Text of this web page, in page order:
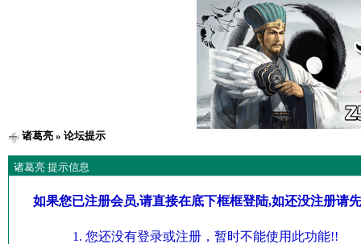
诸葛亮» 论坛提示
诸葛亮 提示信息
如果您已注册会员,请直接在底下框框登陆,如还没注册请
您还没有登录或注册，暂时不能使用此功能!!